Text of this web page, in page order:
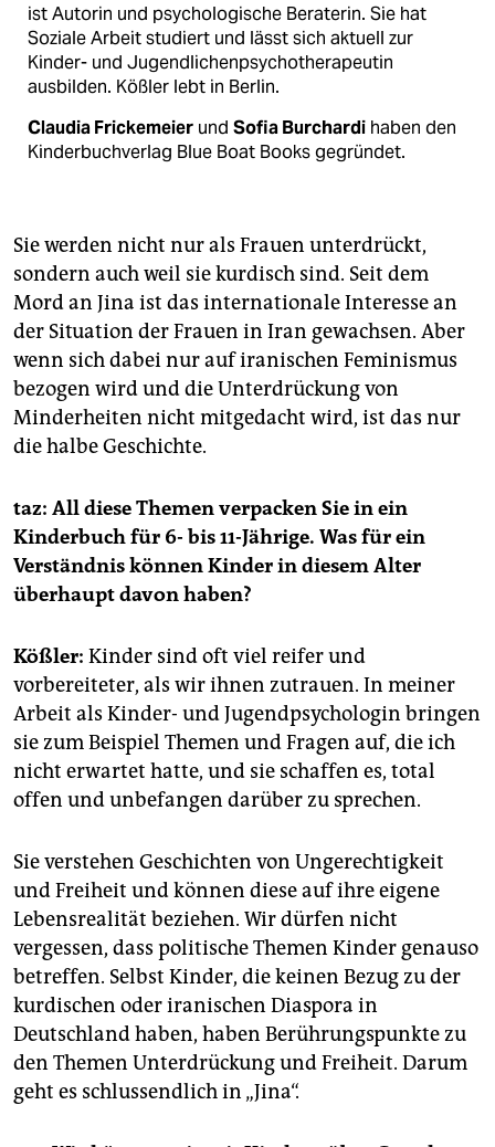
ist Autorin und psychologische Beraterin. Sie hat
Soziale Arbeit studiert und lässt sich aktuell zur
Kinder- und Jugendlichenpsychotherapeutin
ausbilden. Kößler lebt in Berlin.
Claudia Frickemeier und Sofia Burchardi haben den
Kinderbuchverlag Blue Boat Books gegründet.
Sie werden nicht nur als Frauen unterdrückt,
sondern auch weil sie kurdisch sind. Seit dem
Mord an Jina ist das internationale Interesse an
der Situation der Frauen in Iran gewachsen. Aber
wenn sich dabei nur auf iranischen Feminismus
bezogen wird und die Unterdrückung von
Minderheiten nicht mitgedacht wird, ist das nur
die halbe Geschichte.
taz: All diese Themen verpacken Sie in ein
Kinderbuch für 6- bis 11-Jährige. Was für ein
Verständnis können Kinder in diesem Alter
überhaupt davon haben?
Kößler: Kinder sind oft viel reifer und
vorbereiteter, als wir ihnen zutrauen. In meiner
Arbeit als Kinder- und Jugendpsychologin bringen
sie zum Beispiel Themen und Fragen auf, die ich
nicht erwartet hatte, und sie schaffen es, total
offen und unbefangen darüber zu sprechen.
Sie verstehen Geschichten von Ungerechtigkeit
und Freiheit und können diese auf ihre eigene
Lebensrealität beziehen. Wir dürfen nicht
vergessen, dass politische Themen Kinder genauso
betreffen. Selbst Kinder, die keinen Bezug zu der
kurdischen oder iranischen Diaspora in
Deutschland haben, haben Berührungspunkte zu
den Themen Unterdrückung und Freiheit. Darum
geht es schlussendlich in „Jina“.